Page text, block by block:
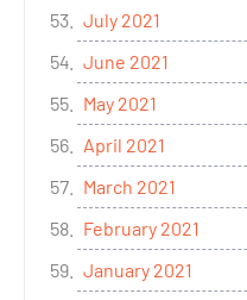
July 2021
June 2021
May 2021
April 2021
March 2021
February 2021
January 2021